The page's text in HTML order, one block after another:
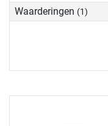
Waarderingen (1)